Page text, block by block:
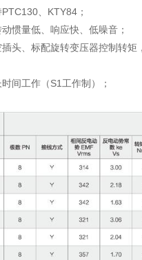
、KTY84；
惯量低、响应快、低噪音；
头、标配旋转变压器控制转
间工作（S1工作制）；